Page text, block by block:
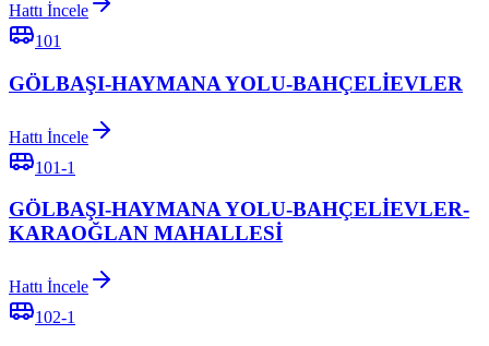
Hattı İncele
101
GÖLBAŞI-HAYMANA YOLU-BAHÇELİEVLER
Hattı İncele
101-1
GÖLBAŞI-HAYMANA YOLU-BAHÇELİEVLER-
KARAOĞLAN MAHALLESİ
Hattı İncele
102-1